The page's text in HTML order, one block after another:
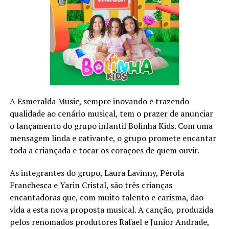
do artigo 137 ao artigo 141. Basicamente, a
Constituição brasileira define que o estado de sítio
poder ser decretado em três situações:
Comoção grave de repercussão nacional;
Fracasso das medidas tomadas no estado de defesa;
Declaração de guerra ou resposta à agressão armada
estrangeira.
O decreto do estado de sítio só acontece se o presidente
seguir o seguinte roteiro: primeiro, ele deve consultar o
Conselho da República e o Conselho da Defesa. Uma vez
feita a consulta (o papel dos dois conselhos é apenas
opinativo), o presidente deve encaminhar pedido de
O estado de sítio só pode ser implantado no Brasil caso
seja aprovado no Congresso Nacional.
O estado de sítio só pode ser implantado no Brasil caso
seja aprovado no Congresso Nacional.
A Esmeralda Music, sempre inovando e trazendo
qualidade ao cenário musical, tem o prazer de anunciar
o lançamento do grupo infantil Bolinha Kids. Com uma
mensagem linda e cativante, o grupo promete encantar
toda a criançada e tocar os corações de quem ouvir.
As integrantes do grupo, Laura Lavinny, Pérola
Franchesca e Yarin Cristal, são três crianças
encantadoras que, com muito talento e carisma, dão
vida a esta nova proposta musical. A canção, produzida
pelos renomados produtores Rafael e Junior Andrade,